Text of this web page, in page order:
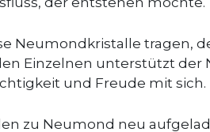
Neumondkristalle tragen,
Einzelnen unterstützt
und Freude mit sich.
zu Neumond neu